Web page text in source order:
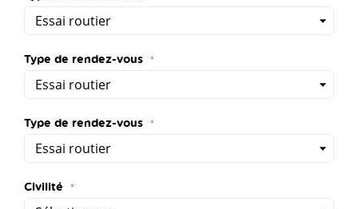
Type de rendez-vous
Type de rendez-vous
Civilité